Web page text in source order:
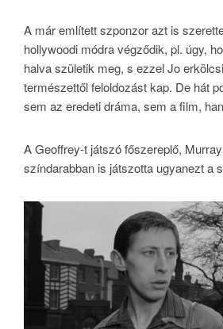
A már említett szponzor azt is
hollywoodi módra végződik, pl. úgy,
halva születik meg, s ezzel Jo
természettől feloldozást kap. De hát
sem az eredeti dráma, sem a film,
A Geoffrey-t játszó főszereplő,
színdarabban is játszotta ugyanezt a